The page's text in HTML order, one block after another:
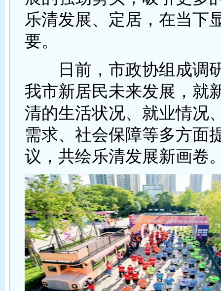
乐清发展、定居，在当下
要。
日前，市政协组成调
我市新居民未来发展，就
清的生活状况、就业情况
需求、社会保障等多方面
议，共绘乐清发展新画卷